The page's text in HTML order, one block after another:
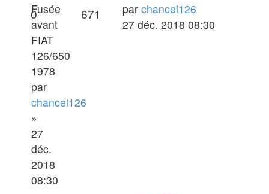
Fusée
avant
FIAT
126/650
1978
par
chancel126
»
27
déc.
2018
08:30
0Réponses671 VuesDernier
message
par chancel126
27 déc. 2018 08:30